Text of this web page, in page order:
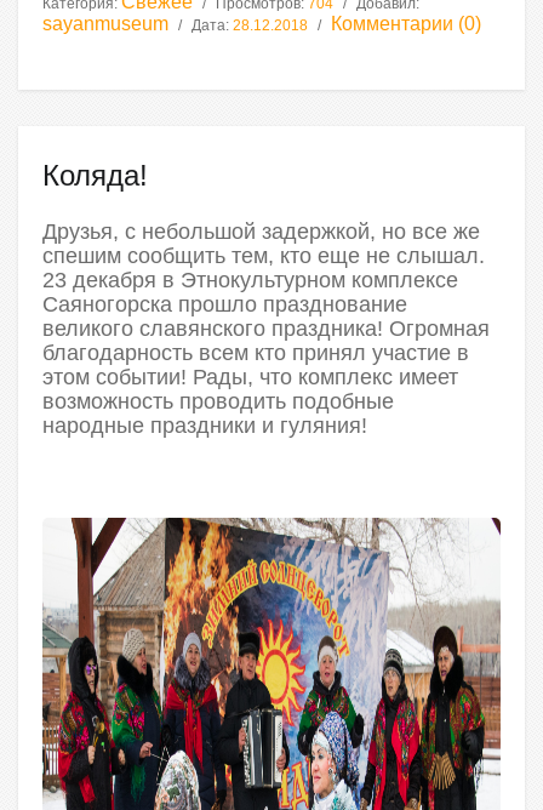
Категория: Просмотров: 704 Добавил:
sayanmuseum Дата: 28.12.2018 Комментарии (0)
Коляда!
Друзья, с небольшой задержкой, но все же
спешим сообщить тем, кто еще не слышал.
23 декабря в Этнокультурном комплексе
Саяногорска прошло празднование
великого славянского праздника! Огромная
благодарность всем кто принял участие в
этом событии! Рады, что комплекс имеет
возможность проводить подобные
народные праздники и гуляния!